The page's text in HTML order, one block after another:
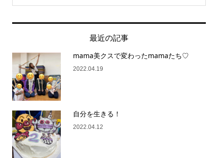
最近の記事
mama美クスで変わったmamaたち♡
2022.04.19
自分を生きる！
2022.04.12